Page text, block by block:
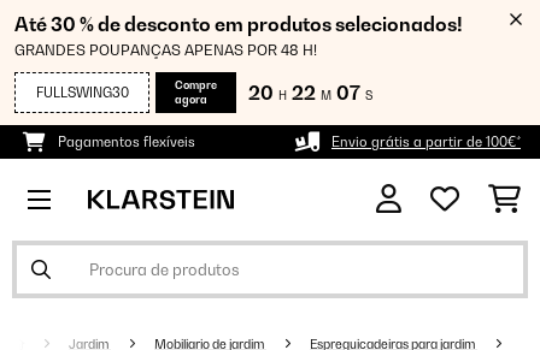
Até 30 % de desconto em produtos selecionados!
GRANDES POUPANÇAS APENAS POR 48 H!
FULLSWING30
Compre
agora
20 H 22 M 06 S
Pagamentos flexíveis Envio grátis a partir de 100€*
Jardim Mobiliario de jardim Espreguiçadeiras para jardim